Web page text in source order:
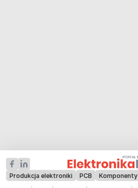
Produkcja elektroniki PCB Komponenty